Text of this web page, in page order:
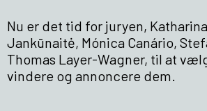
Nu er det tid for juryen,
Jankūnaitė, Mónica Canário,
Thomas Layer-Wagner, til at
vindere og annoncere dem.